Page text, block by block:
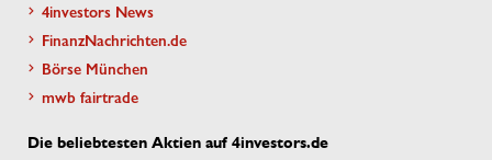
4investors News
FinanzNachrichten.de
Börse München
mwb fairtrade
Die beliebtesten Aktien auf 4investors.de